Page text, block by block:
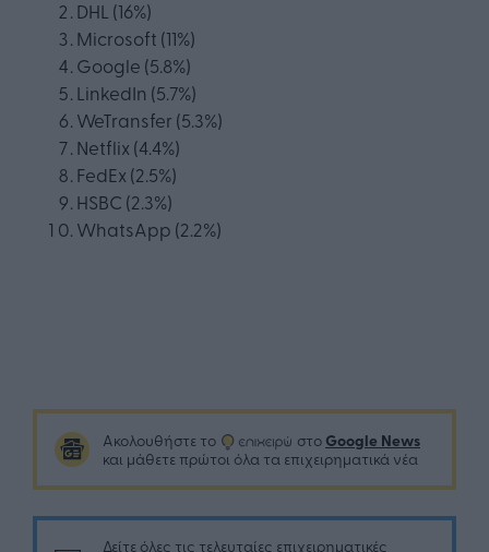
DHL (16%)
Microsoft (11%)
Google (5.8%)
LinkedIn (5.7%)
WeTransfer (5.3%)
Netflix (4.4%)
FedEx (2.5%)
HSBC (2.3%)
WhatsApp (2.2%)
Ακολουθήστε το στο Google News
και μάθετε πρώτοι όλα τα επιχειρηματικά νέα
Δείτε όλες τις τελευταίες επιχειρηματικές